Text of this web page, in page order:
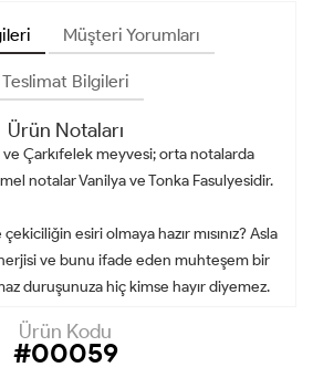
Müşteri Yorumları
Teslimat Bilgileri
Ürün Notaları
Çarkıfelek meyvesi; orta notalarda
notalar Vanilya ve Tonka Fasulyesidir.
esiri olmaya hazır mısınız? Asla
ve bunu ifade eden muhteşem bir
duruşunuza hiç kimse hayır diyemez.
Ürün Kodu
#00059